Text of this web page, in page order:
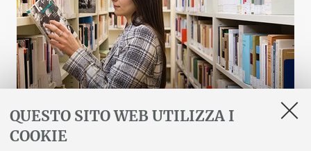
QUESTO SITO WEB UTILIZZA I
COOKIE